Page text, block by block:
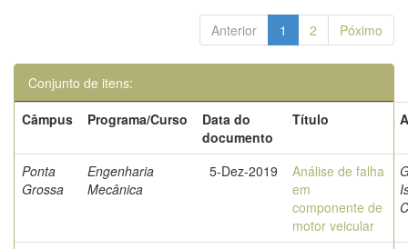
Anterior 1 2 Póximo
Conjunto de itens:
Câmpus
Programa/Curso
Data do
documento
Título
Ponta
Grossa
Engenharia
Mecânica
5-Dez-2019
Análise de falha
em
componente de
motor veicular